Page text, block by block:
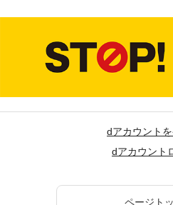
dアカウント
dアカウント
ページト